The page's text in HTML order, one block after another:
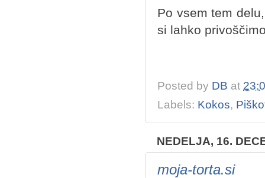
Po vsem tem
si lahko
Posted by DB at
Labels: Kokos,
NEDELJA, 16.
moja-torta.si